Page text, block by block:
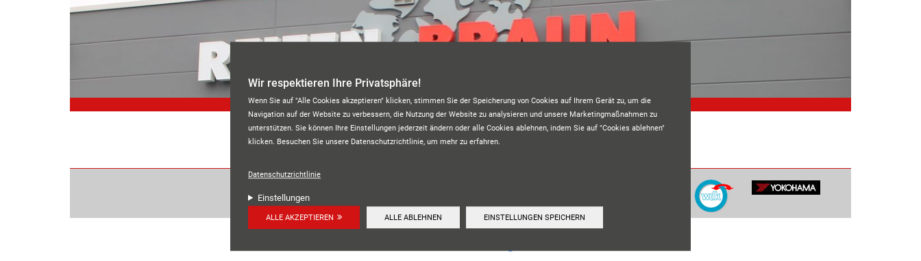
Wir respektieren Ihre Privatsphäre!
Wenn Sie auf "Alle Cookies akzeptieren" klicken, stimmen Sie der Speicherung von Cookies auf Ihrem Gerät zu, um die
Navigation auf der Website zu verbessern, die Nutzung der Website zu analysieren und unsere Marketingmaßnahmen zu
unterstützen. Sie können Ihre Einstellungen jederzeit ändern oder alle Cookies ablehnen, indem Sie auf "Cookies ablehnen"
klicken. Besuchen Sie unsere Datenschutzrichtlinie, um mehr zu erfahren.
Datenschutzrichtlinie
Einstellungen
ALLE AKZEPTIEREN ALLE ABLEHNEN EINSTELLUNGEN SPEICHERN
Unsere Kundenbewertungen: